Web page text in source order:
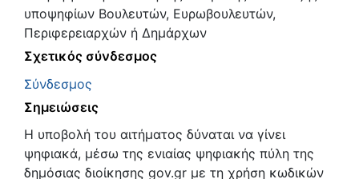
υποψηφίων Βουλευτών, Ευρωβουλευτών,
Περιφερειαρχών ή Δημάρχων
Σχετικός σύνδεσμος
Σύνδεσμος
Σημειώσεις
Η υποβολή του αιτήματος δύναται να γίνει
ψηφιακά, μέσω της ενιαίας ψηφιακής πύλη της
δημόσιας διοίκησης gov.gr με τη χρήση κωδικών